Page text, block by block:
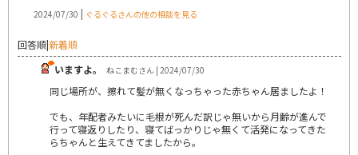
2024/07/30 | ぐるぐるさんの他の相談を見る
回答順|新着順
いますよ。
ねこまむさん | 2024/07/30
同じ場所が、擦れて髪が無くなっちゃった赤ちゃん居ましたよ！
でも、年配者みたいに毛根が死んだ訳じゃ無いから月齢が進んで
行って寝返りしたり、寝てばっかりじゃ無くて活発になってきた
らちゃんと生えてきてましたから。